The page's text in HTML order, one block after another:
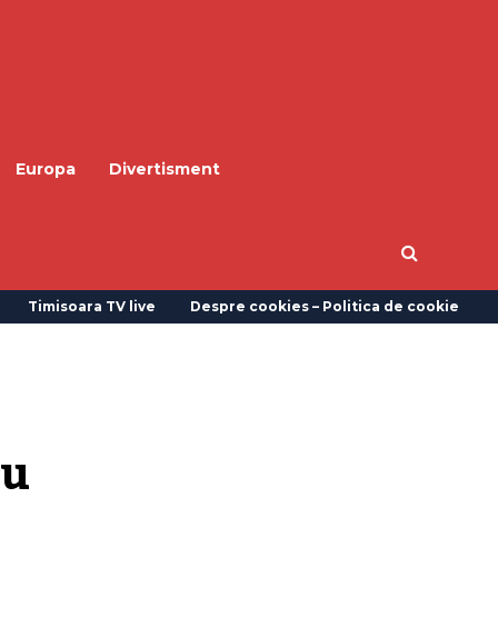
Europa
Divertisment
Timisoara TV live Despre cookies – Politica de cookie